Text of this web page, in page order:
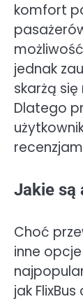
komfort
jednak
skarżą
Dlatego
Jakie są
Choć
inne
jak